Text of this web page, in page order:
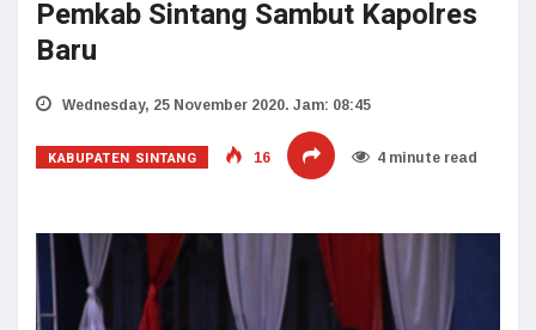
Pemkab Sintang Sambut Kapolres
Baru
Wednesday, 25 November 2020. Jam: 08:45
KABUPATEN SINTANG 16 4 minute read